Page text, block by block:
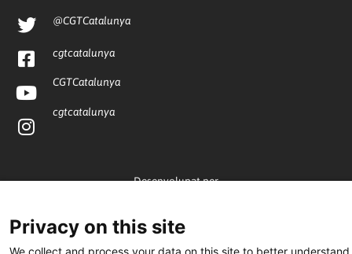
@CGTCatalunya
cgtcatalunya
CGTCatalunya
cgtcatalunya
Desenvolupat per
Privacy on this site
We collect and process your data on this site to better understand